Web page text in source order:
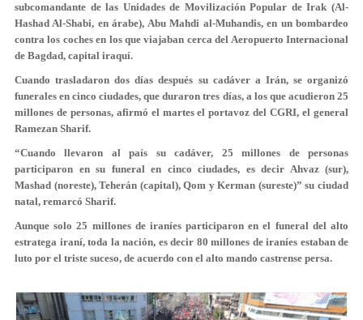
subcomandante de las Unidades de Movilización Popular de Irak (Al-
Hashad Al-Shabi, en árabe), Abu Mahdi al-Muhandis, en un bombardeo
contra los coches en los que viajaban cerca del Aeropuerto Internacional
de Bagdad, capital iraquí.
Cuando trasladaron dos días después su cadáver a Irán, se organizó
funerales en cinco ciudades, que duraron tres días, a los que acudieron 25
millones de personas, afirmó el martes el portavoz del CGRI, el general
Ramezan Sharif.
“Cuando llevaron al país su cadáver, 25 millones de personas
participaron en su funeral en cinco ciudades, es decir Ahvaz (sur),
Mashad (noreste), Teherán (capital), Qom y Kerman (sureste)” su ciudad
natal, remarcó Sharif.
Aunque solo 25 millones de iraníes participaron en el funeral del alto
estratega iraní, toda la nación, es decir 80 millones de iraníes estaban de
luto por el triste suceso, de acuerdo con el alto mando castrense persa.